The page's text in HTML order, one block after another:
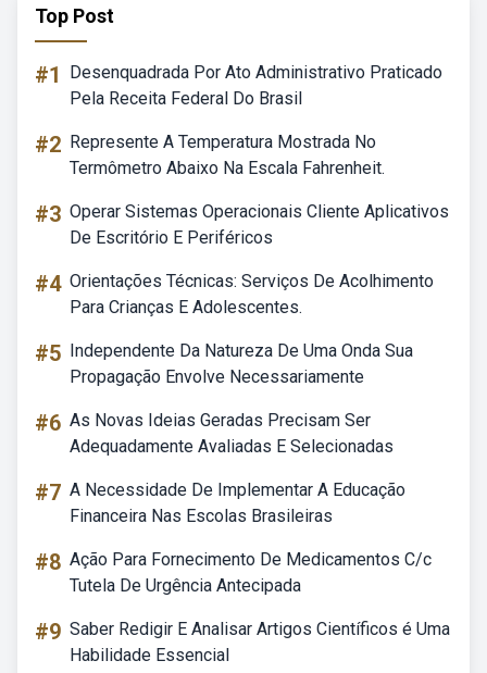
Top Post
#1
Desenquadrada Por Ato Administrativo Praticado
Pela Receita Federal Do Brasil
#2 Represente A Temperatura Mostrada No
Termômetro Abaixo Na Escala Fahrenheit.
#3 Operar Sistemas Operacionais Cliente Aplicativos
De Escritório E Periféricos
#4 Orientações Técnicas: Serviços De Acolhimento
Para Crianças E Adolescentes.
#5 Independente Da Natureza De Uma Onda Sua
Propagação Envolve Necessariamente
#6 As Novas Ideias Geradas Precisam Ser
Adequadamente Avaliadas E Selecionadas
#7 A Necessidade De Implementar A Educação
Financeira Nas Escolas Brasileiras
#8 Ação Para Fornecimento De Medicamentos C/c
Tutela De Urgência Antecipada
#9 Saber Redigir E Analisar Artigos Científicos é Uma
Habilidade Essencial